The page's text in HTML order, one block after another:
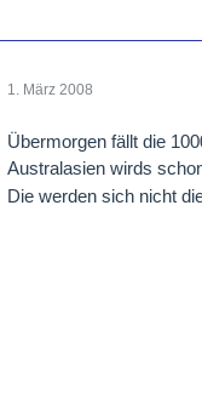
1. März 2008
Übermorgen fällt die
Australasien wirds
Die werden sich nicht